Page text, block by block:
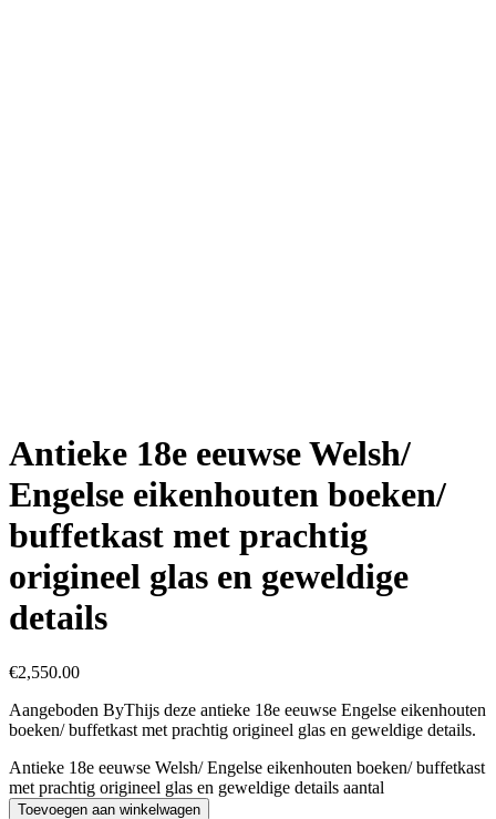
Antieke 18e eeuwse Welsh/
Engelse eikenhouten boeken/
buffetkast met prachtig
origineel glas en geweldige
details
€2,550.00
Aangeboden ByThijs deze antieke 18e eeuwse Engelse eikenhouten
boeken/ buffetkast met prachtig origineel glas en geweldige details.
Antieke 18e eeuwse Welsh/ Engelse eikenhouten boeken/ buffetkast
met prachtig origineel glas en geweldige details aantal
Toevoegen aan winkelwagen